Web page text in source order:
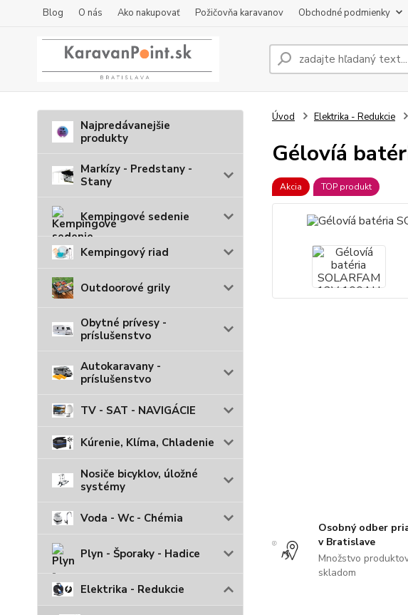
Blog O nás Ako nakupovať Požičovňa karavanov Obchodné podmienky
Najpredávanejšie
produkty
Markízy - Predstany -
Stany
Kempingové sedenie
Kempingový riad
Outdoorové grily
Obytné prívesy -
príslušenstvo
Autokaravany -
príslušenstvo
TV - SAT - NAVIGÁCIE
Kúrenie, Klíma, Chladenie
Nosiče bicyklov, úložné
systémy
Voda - Wc - Chémia
Plyn - Šporaky - Hadice
Elektrika - Redukcie
Úvod Elektrika - Redukcie
Gélovíá
Akcia TOP produkt
Osobný odber
v Bratislave
Množstvo
skladom